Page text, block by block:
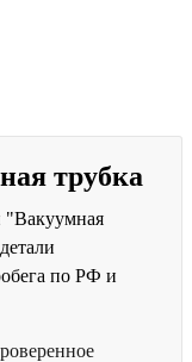
трубка
"Вакуумная
по РФ и